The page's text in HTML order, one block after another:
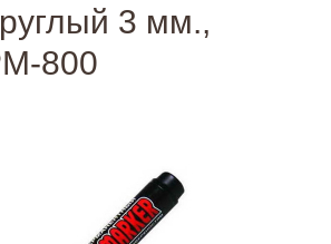
3 мм.,
800